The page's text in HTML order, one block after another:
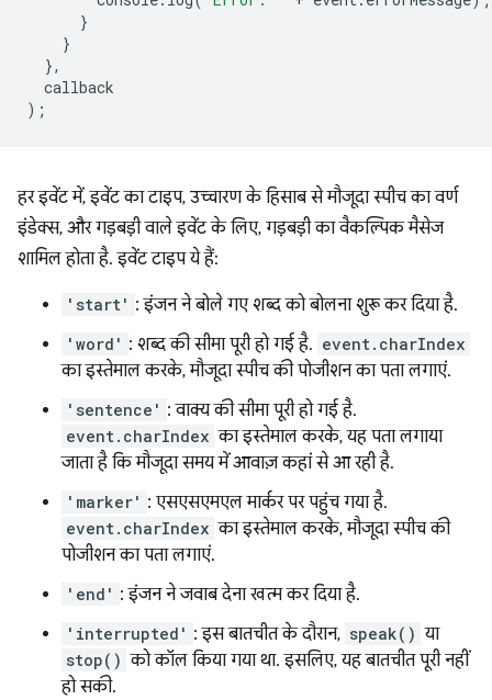
}
}
},
callback
);
हर इवेंट में, इवेंट का टाइप, उच्चारण के हिसाब से मौजूदा स्पीच का वर्ण
इंडेक्स, और गड़बड़ी वाले इवेंट के लिए, गड़बड़ी का वैकल्पिक मैसेज
शामिल होता है. इवेंट टाइप ये हैं:
'start' : इंजन ने बोले गए शब्द को बोलना शुरू कर दिया है.
'word' : शब्द की सीमा पूरी हो गई है. event.charIndex
का इस्तेमाल करके, मौजूदा स्पीच की पोजीशन का पता लगाएं.
'sentence' : वाक्य की सीमा पूरी हो गई है.
event.charIndex का इस्तेमाल करके, यह पता लगाया
जाता है कि मौजूदा समय में आवाज़ कहां से आ रही है.
'marker' : एसएसएमएल मार्कर पर पहुंच गया है.
event.charIndex का इस्तेमाल करके, मौजूदा स्पीच की
पोजीशन का पता लगाएं.
'end' : इंजन ने जवाब देना खत्म कर दिया है.
'interrupted' : इस बातचीत के दौरान, speak() या
stop() को कॉल किया गया था. इसलिए, यह बातचीत पूरी नहीं
हो सकी.